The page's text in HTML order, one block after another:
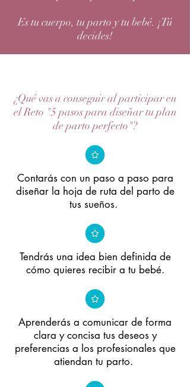
Es tu cuerpo, tu parto y tu bebé. ¡Tú
decides!
¿Qué vas a conseguir al participar en
el Reto "5 pasos para diseñar tu plan
de parto perfecto"?
Contarás con un paso a paso para
diseñar la hoja de ruta del parto de
tus sueños.
Tendrás una idea bien definida de
cómo quieres recibir a tu bebé.
Aprenderás a comunicar de forma
clara y concisa tus deseos y
preferencias a los profesionales que
atiendan tu parto.